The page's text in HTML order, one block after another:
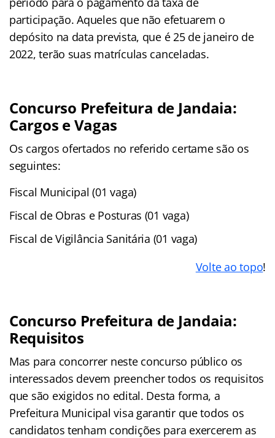
participação. Aqueles que não efetuarem o
depósito na data prevista, que é 25 de janeiro de
2022, terão suas matrículas canceladas.
Concurso Prefeitura de Jandaia:
Cargos e Vagas
Os cargos ofertados no referido certame são os
seguintes:
Fiscal Municipal (01 vaga)
Fiscal de Obras e Posturas (01 vaga)
Fiscal de Vigilância Sanitária (01 vaga)
Volte ao topo!
Concurso Prefeitura de Jandaia:
Requisitos
Mas para concorrer neste concurso público os
interessados devem preencher todos os requisitos
que são exigidos no edital. Desta forma, a
Prefeitura Municipal visa garantir que todos os
candidatos tenham condições para exercerem as